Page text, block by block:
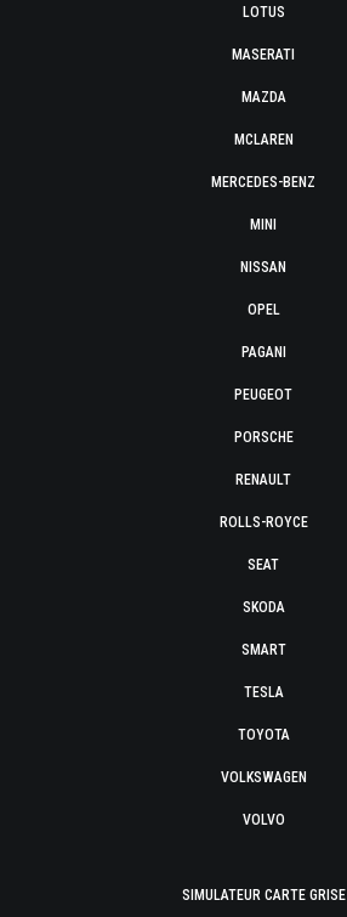
LOTUS
MASERATI
MAZDA
MCLAREN
MERCEDES-BENZ
MINI
NISSAN
OPEL
PAGANI
PEUGEOT
PORSCHE
RENAULT
ROLLS-ROYCE
SEAT
SKODA
SMART
TESLA
TOYOTA
VOLKSWAGEN
VOLVO
SIMULATEUR CARTE GRISE